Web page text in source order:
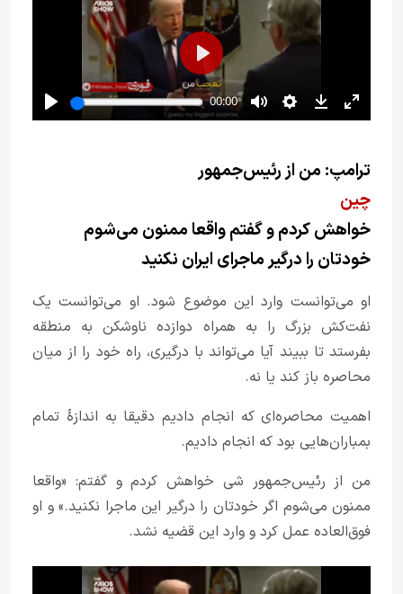
ترامپ: من از رئیس‌جمهور
چین
خواهش کردم و گفتم واقعا ممنون می‌شوم
خودتان را درگیر ماجرای ایران نکنید
او می‌توانست وارد این موضوع شود. او می‌توانست یک
نفت‌کش بزرگ را به همراه دوازده ناوشکن به منطقه
بفرستد تا ببیند آیا می‌تواند با درگیری، راه خود را از میان
محاصره باز کند یا نه.
اهمیت محاصره‌ای که انجام دادیم دقیقا به اندازهٔ تمام
بمباران‌هایی بود که انجام دادیم.
من از رئیس‌جمهور شی خواهش کردم و گفتم: «واقعا
ممنون می‌شوم اگر خودتان را درگیر این ماجرا نکنید.» و او
فوق‌العاده عمل کرد و وارد این قضیه نشد.